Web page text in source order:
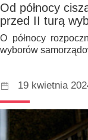
Od północy
przed II turą
O północy
wyborów
19 kwietnia